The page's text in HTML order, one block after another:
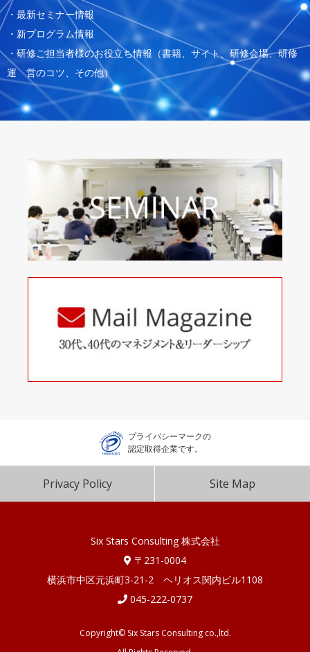
・最新セミナー情報
・新プログラム情報
・研修ご担当者様のお役立ち情報（書籍、サイト、研修会場、研修
運 営のコツ、その他）
プライバシーマークの
認定取得企業です。
Privacy Policy Site Map
Six Stars Consulting 株式会社
〒231-0004
横浜市中区元浜町3-21-2 ヘリオス関内ビル1108
045-222-0737
Copyright© Six Stars Consulting co.,ltd.